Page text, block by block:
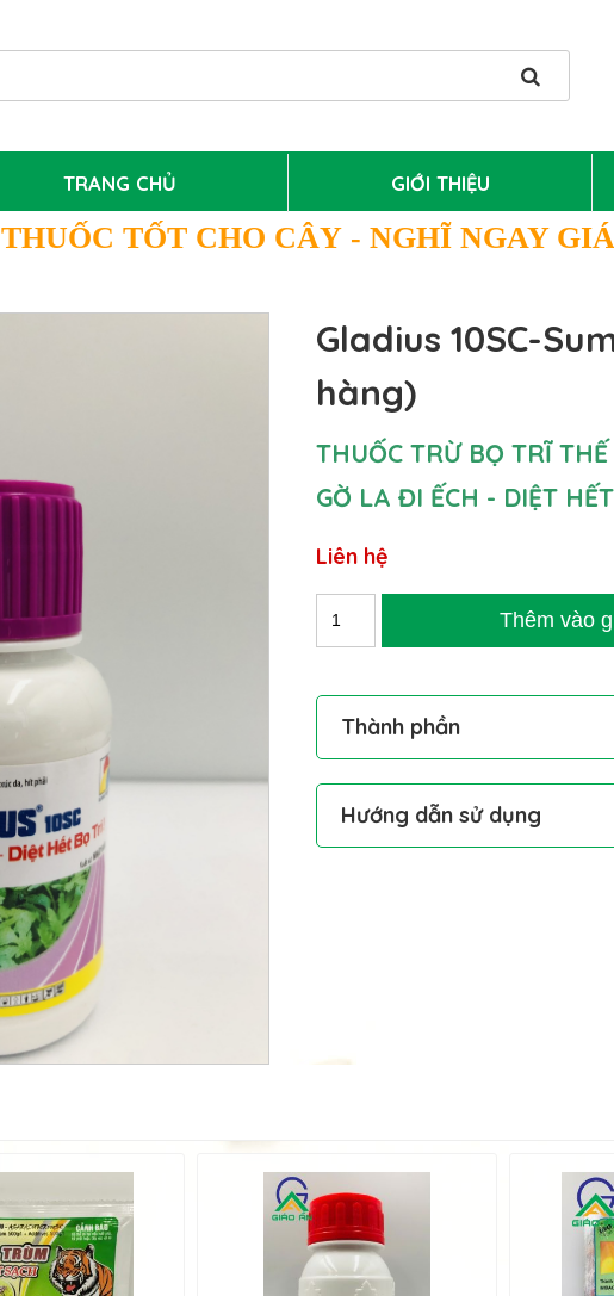
TRANG CHỦ GIỚI THIỆU
THUỐC TỐT CHO CÂY - NGHĨ NGAY
Gladius 10SC-
hàng)
THUỐC TRỪ BỌ TRĨ
GỜ LA ĐI ẾCH - DIỆT
Liên hệ
Thành phần
Flometoquin: 10% w/w
Hướng dẫn sử dụng
Pha 25ml/ bình 16L